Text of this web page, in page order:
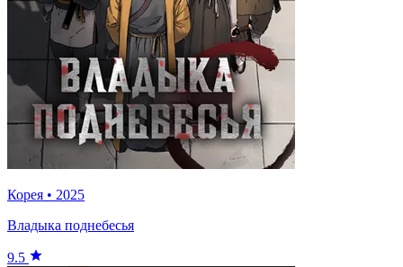
Корея • 2025
Владыка поднебесья
9.5